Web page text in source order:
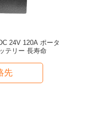
24V 120A ポータ
テリー 長寿命
先